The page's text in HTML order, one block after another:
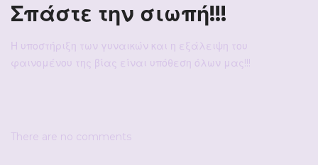
Σπάστε την σιωπή!!!
Η υποστήριξη των γυναικών και η εξάλειψη του
φαινομένου της βίας είναι υπόθεση όλων μας!!!
There are no comments